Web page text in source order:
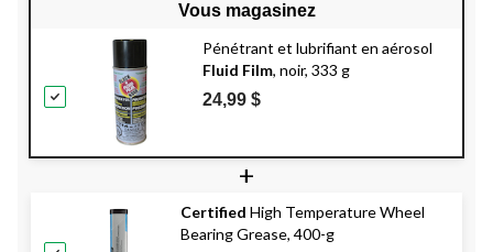
Vous magasinez
Pénétrant et lubrifiant en aérosol
Fluid Film, noir, 333 g
24,99 $
+
Certified High Temperature Wheel
Bearing Grease, 400-g